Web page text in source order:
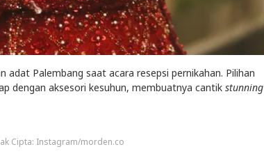
adat Palembang saat acara resepsi pernikahan. Pilihan
dengan aksesori kesuhun, membuatnya cantik stunning
Cipta: Instagram/morden.co